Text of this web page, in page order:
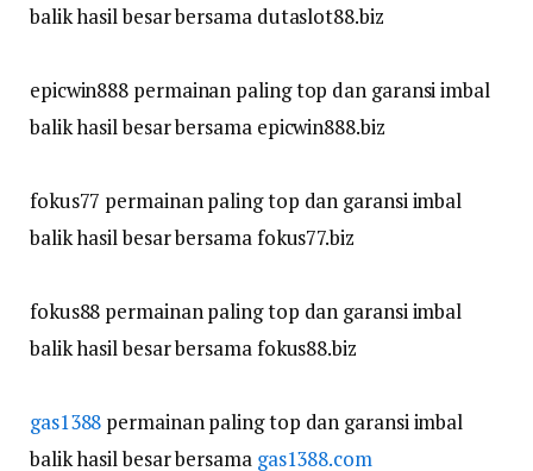
balik hasil besar bersama dutaslot88.biz
epicwin888 permainan paling top dan garansi imbal
balik hasil besar bersama epicwin888.biz
fokus77 permainan paling top dan garansi imbal
balik hasil besar bersama fokus77.biz
fokus88 permainan paling top dan garansi imbal
balik hasil besar bersama fokus88.biz
gas1388 permainan paling top dan garansi imbal
balik hasil besar bersama gas1388.com